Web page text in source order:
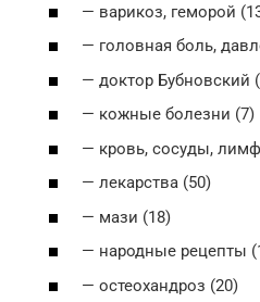
— варикоз, геморой
— головная боль,
— доктор Бубновский
— кожные болезни (7)
— кровь, сосуды,
— лекарства (50)
— мази (18)
— народные рецепты
— остеохандроз (20)